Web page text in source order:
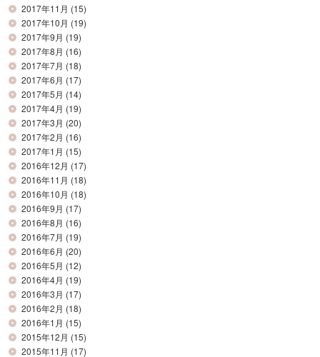
2017年11月 (15)
2017年10月 (19)
2017年9月 (19)
2017年8月 (16)
2017年7月 (18)
2017年6月 (17)
2017年5月 (14)
2017年4月 (19)
2017年3月 (20)
2017年2月 (16)
2017年1月 (15)
2016年12月 (17)
2016年11月 (18)
2016年10月 (18)
2016年9月 (17)
2016年8月 (16)
2016年7月 (19)
2016年6月 (20)
2016年5月 (12)
2016年4月 (19)
2016年3月 (17)
2016年2月 (18)
2016年1月 (15)
2015年12月 (15)
2015年11月 (17)